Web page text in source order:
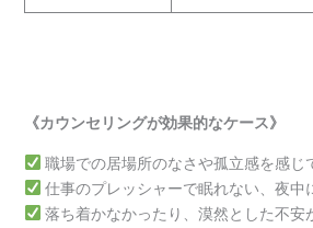
《カウンセリングが効果的なケース》
職場での居場所のなさや孤立感を感じ
仕事のプレッシャーで眠れない、夜中
落ち着かなかったり、漠然とした不安